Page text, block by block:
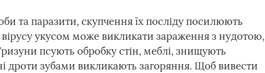
та паразити, скупчення їх посліду посилюють
укусом може викликати зараження з нудотою,
псують обробку стін, меблі, знищують
дроти зубами викликають загоряння. Щоб вивести